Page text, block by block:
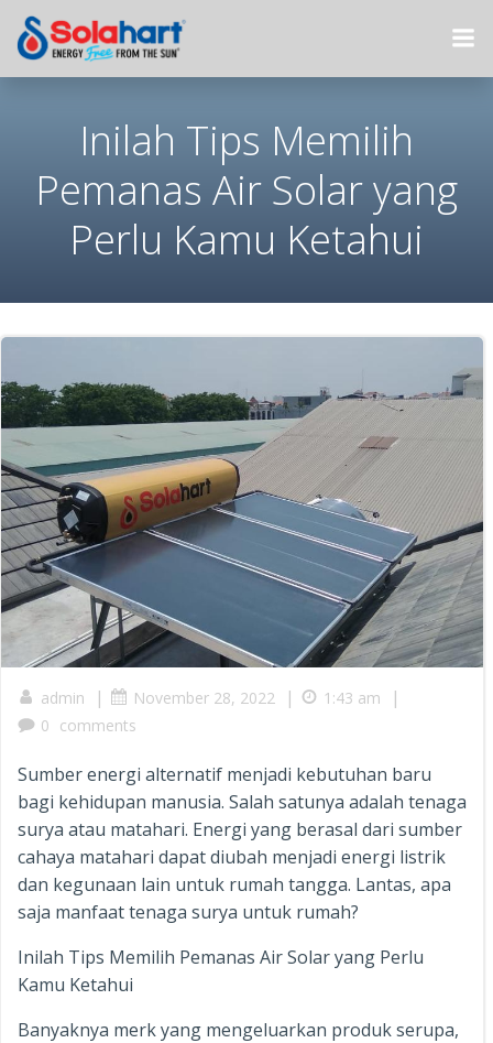
Inilah Tips Memilih
Pemanas Air Solar yang
Perlu Kamu Ketahui
admin | November 28, 2022 | 1:43 am |
0 comments
Sumber energi alternatif menjadi kebutuhan baru
bagi kehidupan manusia. Salah satunya adalah tenaga
surya atau matahari. Energi yang berasal dari sumber
cahaya matahari dapat diubah menjadi energi listrik
dan kegunaan lain untuk rumah tangga. Lantas, apa
saja manfaat tenaga surya untuk rumah?
Inilah Tips Memilih Pemanas Air Solar yang Perlu
Kamu Ketahui
Banyaknya merk yang mengeluarkan produk serupa,